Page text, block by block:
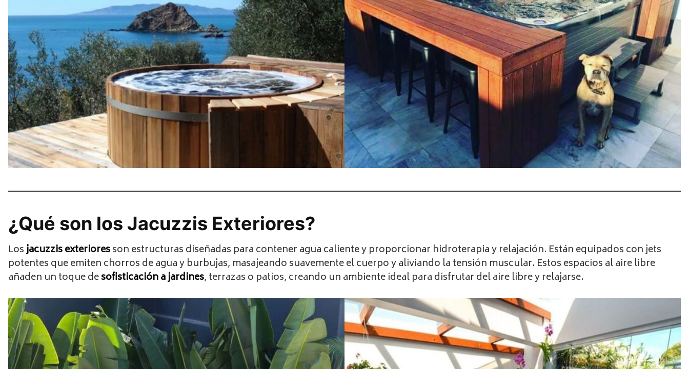
¿Qué son los Jacuzzis Exteriores?
Losjacuzzis exterioresson estructuras diseñadas para contener agua caliente y proporcionar hidroterapia y relajación. Están equipados con jets
potentes que emiten chorros de agua y burbujas, masajeando suavemente el cuerpo y aliviando la tensión muscular. Estos espacios al aire libre
añaden un toque desofisticación a jardines, terrazas o patios, creando un ambiente ideal para disfrutar del aire libre y relajarse.